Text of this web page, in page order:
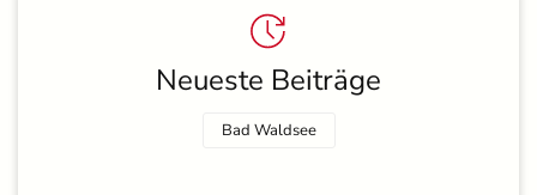
Neueste Beiträge
Bad Waldsee